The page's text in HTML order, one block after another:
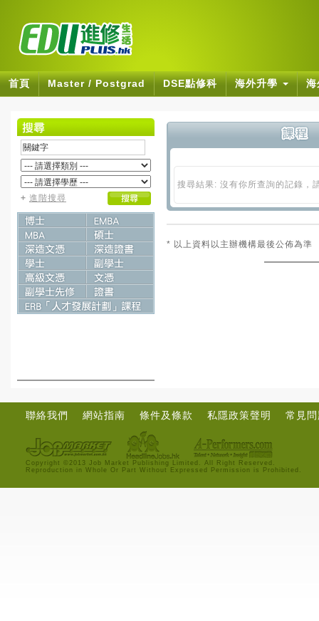
首頁 Master / Postgrad DSE點修科 海外升學
+ 進階搜尋
搜尋結果: 沒有你所查詢的記錄，
* 以上資料以主辦機構最後公佈為準
聯絡我們 網站指南 條件及條款 私隱政策聲明 常見
Copyright ©2013 Job Market Publishing Limited. All Right Reserved.
Reproduction in Whole Or Part Without Expressed Permission is Prohibited.